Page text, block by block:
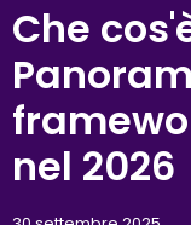
Che
nel 2026